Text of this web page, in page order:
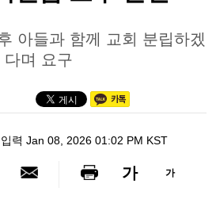
아들과 함께 교회 분립하겠
다며 요구
입력 Jan 08, 2026 01:02 PM KST
가 가